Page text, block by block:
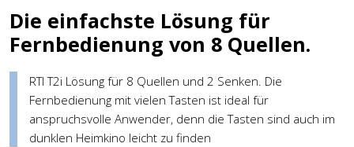
Die einfachste Lösung für
Fernbedienung von 8 Quellen.
RTI T2i Lösung für 8 Quellen und 2 Senken. Die
Fernbedienung mit vielen Tasten ist ideal für
anspruchsvolle Anwender, denn die Tasten sind auch im
dunklen Heimkino leicht zu finden